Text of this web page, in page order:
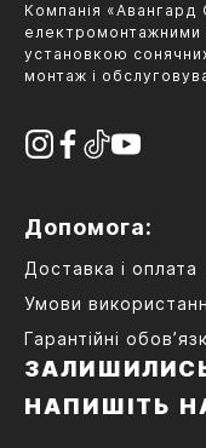
Компанія «Авангард
установкою
монтаж і
Допомога:
Доставка і оплата
Умови
Гарантійні
НАПИШІТЬ